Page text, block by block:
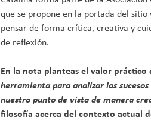
que se propone en la portada del sitio
pensar de forma crítica, creativa y
de reflexión.
En la nota planteas el valor práctico
herramienta para analizar los
nuestro punto de vista de manera
filosofía acerca del contexto actual